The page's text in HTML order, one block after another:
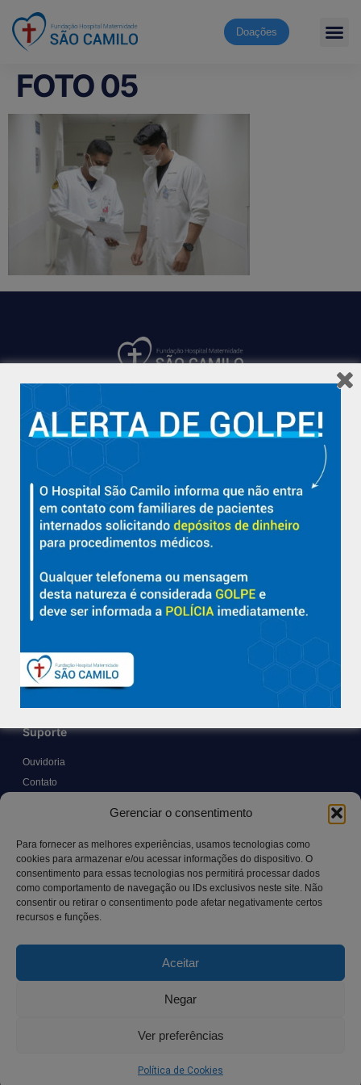
Gerenciar o consentimento
Para fornecer as melhores experiências, usamos tecnologias como
cookies para armazenar e/ou acessar informações do dispositivo. O
consentimento para essas tecnologias nos permitirá processar dados
como comportamento de navegação ou IDs exclusivos neste site. Não
consentir ou retirar o consentimento pode afetar negativamente certos
recursos e funções.
Aceitar
Negar
Ver preferências
Política de Cookies
Doações
FOTO 05
com qualidade, acolhimento e compromisso com a vida em
Aracruz e região.
Nossa História e Fundador
Diretorias
Trabalhe Conosco
Blog
Suporte
Ouvidoria
Contato
Canal LGPD e Segurança da Informação
Contato
Copyright © BhD Comunicacao, All rights reserved.